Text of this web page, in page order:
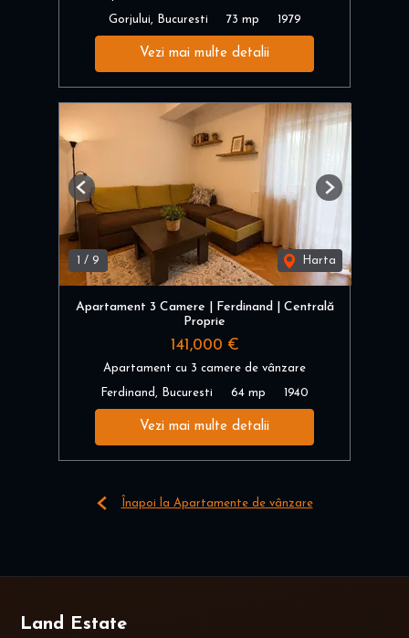
Gorjului, Bucuresti 73 mp 1979
Vezi mai multe detalii
1 / 9 Harta
Previous Next
Apartament 3 Camere | Ferdinand | Centrală
Proprie
141,000 €
Apartament cu 3 camere de vânzare
Ferdinand, Bucuresti 64 mp 1940
Vezi mai multe detalii
Înapoi la Apartamente de vânzare
Land Estate